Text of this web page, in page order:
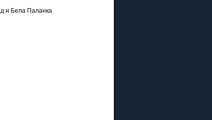
и Бела Паланка